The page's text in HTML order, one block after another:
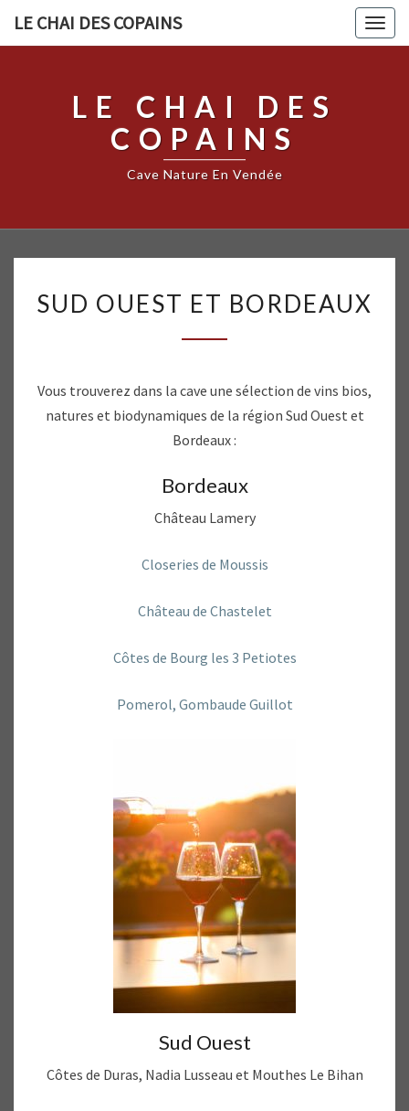
LE CHAI DES COPAINS
LE CHAI DES
COPAINS
Cave Nature En Vendée
OUEST
BORDEAUX
SUD OUEST ET BORDEAUX
Vous trouverez dans la cave une sélection de vins bios,
natures et biodynamiques de la région Sud Ouest et
Bordeaux :
Bordeaux
Château Lamery
Closeries de Moussis
Château de Chastelet
Côtes de Bourg les 3 Petiotes
Pomerol, Gombaude Guillot
Sud Ouest
Côtes de Duras, Nadia Lusseau et Mouthes Le Bihan